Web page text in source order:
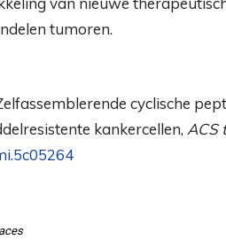
tumoren.
cyclische
kankercellen, ACS